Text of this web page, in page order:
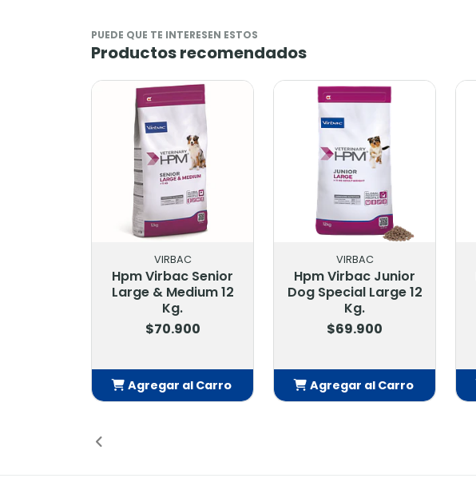
PUEDE QUE TE INTERESEN ESTOS
Productos recomendados
VIRBAC
Hpm Virbac Senior
Large & Medium 12
Kg.
$70.900
Agregar al Carro
VIRBAC
Hpm Virbac Junior
Dog Special Large 12
Kg.
$69.900
Agregar al Carro